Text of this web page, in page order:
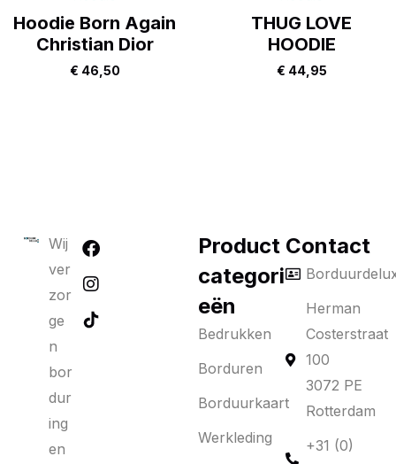
Hoodie Born Again
Christian Dior
€ 46,50
THUG LOVE
HOODIE
€ 44,95
Wij
ver
zor
ge
n
bor
dur
ing
en
Product
categori
eën
Bedrukken
Borduren
Borduurkaart
Werkleding
Contact
Herman
Costerstraat
100
3072 PE
Rotterdam
+31 (0)